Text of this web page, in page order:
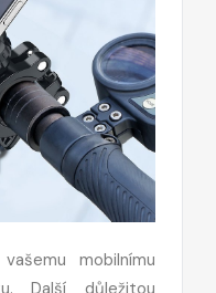
mobilnímu
Další důležitou